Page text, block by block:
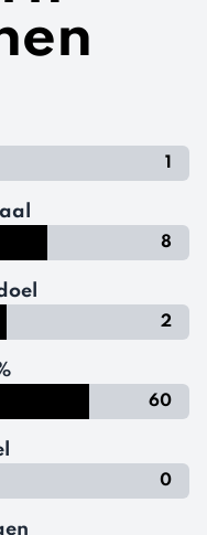
1
8
2
60
0